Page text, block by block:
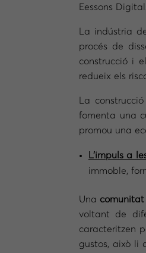
Eessons
La indústria
procés de
construcció i
redueix els
La
fomenta una
promou una
L’impuls a
immoble,
Una comunitat
voltant de
caracteritzen
gustos, això li